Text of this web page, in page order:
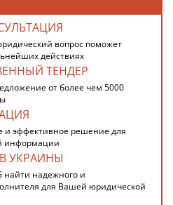
вопрос поможет
действиях
ТЕНДЕР
от более чем 5000
и эффективное решение для
информации
УКРАИНЫ
найти надежного и
для Вашей юридической